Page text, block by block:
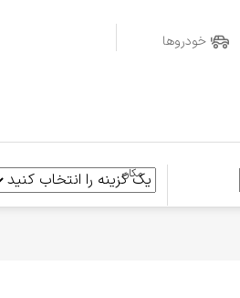
خودروها
مکان